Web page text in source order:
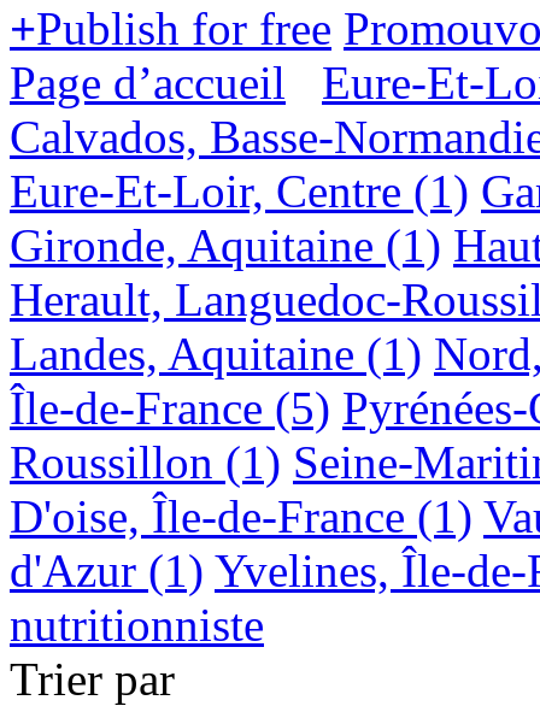
+Publish for free
Page d’accueil
Eure-Et-
Calvados, Basse-
Eure-Et-Loir, Centre (1)
Gironde, Aquitaine (1)
Herault, Languedoc-
Landes, Aquitaine (1)
Île-de-France (5)
Roussillon (1) Seine-
D'oise, Île-de-France (1)
d'Azur (1) Yvelines, Île-de-
nutritionniste
Trier par